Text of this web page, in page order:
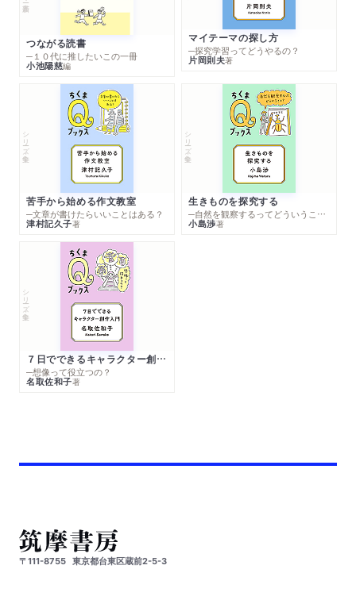
つながる読書
─１０代に推したいこの一冊
小池陽慈編
マイテーマの探し方
─探究学習ってどうやるの？
片岡則夫著
シリーズ・全集
苦手から始める作文教室
─文章が書けたらいいことはある？
津村記久子著
シリーズ・全集
生きものを探究する
─自然を観察するってどういうこと？
小島渉著
シリーズ・全集
７日でできるキャラクター創作入門
─想像って役立つの？
名取佐和子著
〒111-8755 東京都台東区蔵前2-5-3